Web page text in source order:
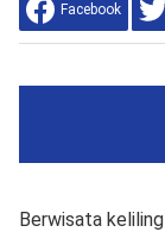
Facebook
Berwisata